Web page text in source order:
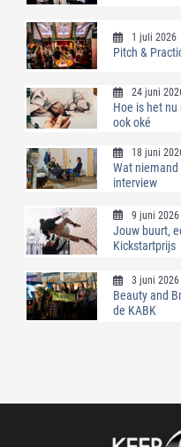
1 juli 2026
Pitch &
24 juni
Hoe is het
ook oké
18 juni
Wat
interview
9 juni 2026
Jouw buurt,
Kickstartprijs
3 juni 2026
Beauty and
de KABK